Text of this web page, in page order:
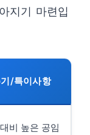
지기 마련입
/특이사항
비 높은 공임